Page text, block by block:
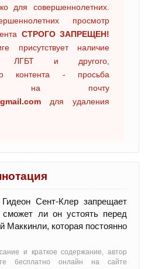
для совершеннолетних.
просмотр
СТРОГО ЗАПРЕЩЕН!
присутствует наличие
ЛГБТ и другого,
контента - просьба
на почту
для удаления
Сент-Клер запрещает
ли он устоять перед
Маккинли, которая постоянно
и краткое содержание, автор
бесплатно онлайн на сайте